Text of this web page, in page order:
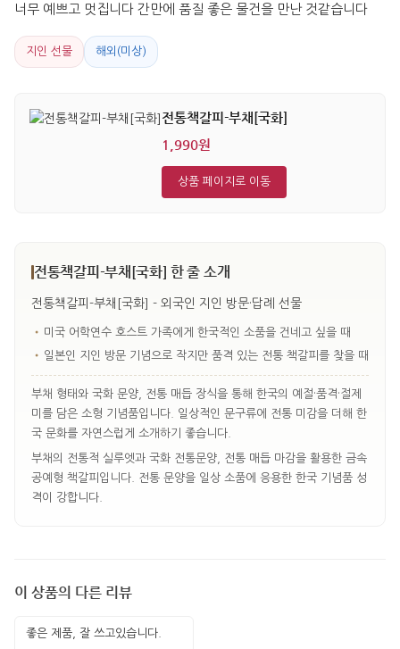
너무 예쁘고 멋집니다 간만에 품질 좋은 물건을 만난 것같습니다
지인 선물 해외(미상)
전통책갈피-부채[국화]
1,990원
상품 페이지로 이동
전통책갈피-부채[국화] 한 줄 소개
전통책갈피-부채[국화] - 외국인 지인 방문·답례 선물
• 미국 어학연수 호스트 가족에게 한국적인 소품을 건네고 싶을 때
• 일본인 지인 방문 기념으로 작지만 품격 있는 전통 책갈피를 찾을 때
부채 형태와 국화 문양, 전통 매듭 장식을 통해 한국의 예절·품격·절제
미를 담은 소형 기념품입니다. 일상적인 문구류에 전통 미감을 더해 한
국 문화를 자연스럽게 소개하기 좋습니다.
부채의 전통적 실루엣과 국화 전통문양, 전통 매듭 마감을 활용한 금속
공예형 책갈피입니다. 전통 문양을 일상 소품에 응용한 한국 기념품 성
격이 강합니다.
이 상품의 다른 리뷰
좋은 제품, 잘 쓰고있습니다.